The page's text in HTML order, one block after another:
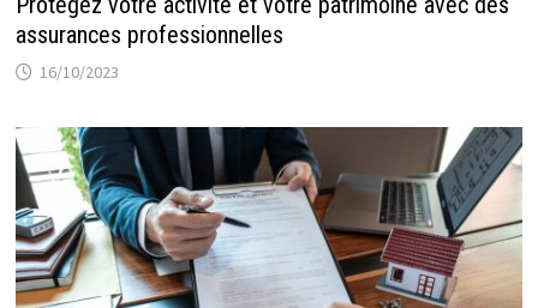
assurances professionnelles
16/10/2023